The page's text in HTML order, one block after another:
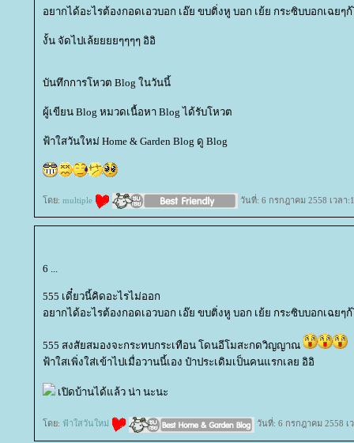
อยากได้อะไรต้องกอดเอวบอก เอ๊ย ขบติ่งหู บอก เย้ย กระซิบบอกเฉยๆ
งั้น จัดไปเล้ยยยยๆๆๆๆ อิอิ
บันทึกการโหวต Blog ในวันนี้
ผู้เขียน Blog หมวดเนื้อหา Blog ได้รับโหวต
ฟ้าใสวันใหม่ Home & Garden Blog ดู Blog
ดย: multiple วันที่: 6 กรกฎาคม 2558 เวลา
6 ...
555 เดี๋ยวนี้คิดอะไรไม่ออก
อยากได้อะไรต้องกอดเอวบอก เอ๊ย ขบติ่งหู บอก เย้ย กระซิบบอกเฉยๆ
555 สงสัยสมองจะกระทบกระเทือน โดนอีโมสะกดวิญญาณ
ฟ้าใสเพิ่งใส่เข้าไปเมื่อวานนี้เอง ป๋าประเดิมเป็นคนแรกเลย อิอิ
เปิดบ้านได้แล้ว น่า นะนะ
ดย: ฟ้าใสวันใหม่ วันที่: 6 กรกฎาคม 2558 เ